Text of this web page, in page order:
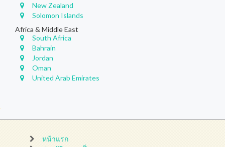
New Zealand
Solomon Islands
Africa & Middle East
South Africa
Bahrain
Jordan
Oman
United Arab Emirates
หน้าแรก